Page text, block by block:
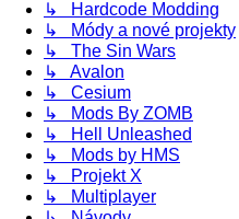
↳ Hardcode Modding
↳ Módy a nové projekty
↳ The Sin Wars
↳ Avalon
↳ Cesium
↳ Mods By ZOMB
↳ Hell Unleashed
↳ Mods by HMS
↳ Projekt X
↳ Multiplayer